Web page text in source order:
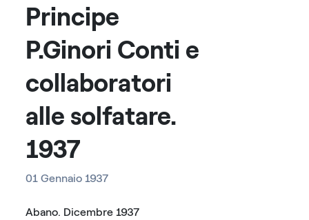
Principe
P.Ginori Conti e
collaboratori
alle solfatare.
1937
01 Gennaio 1937
Abano. Dicembre 1937